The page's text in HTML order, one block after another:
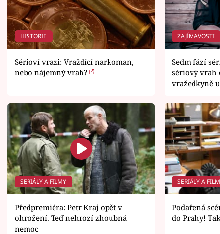
HISTORIE
Sérioví vrazi: Vraždící narkoman,
nebo nájemný vrah?
ZAJÍMAVOSTI
Sedm fází
sériový vrah
vražedkyně
SERIÁLY A FILMY
Předpremiéra: Petr Kraj opět v
ohrožení. Teď nehrozí zhoubná
nemoc
SERIÁLY A
Podařená
do Prahy!